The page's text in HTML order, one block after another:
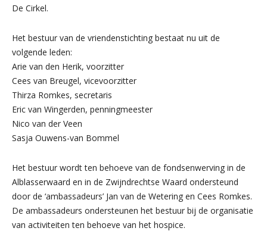
De Cirkel.
Het bestuur van de vriendenstichting bestaat nu uit de
volgende leden:
Arie van den Herik, voorzitter
Cees van Breugel, vicevoorzitter
Thirza Romkes, secretaris
Eric van Wingerden, penningmeester
Nico van der Veen
Sasja Ouwens-van Bommel
Het bestuur wordt ten behoeve van de fondsenwerving in de
Alblasserwaard en in de Zwijndrechtse Waard ondersteund
door de ‘ambassadeurs’ Jan van de Wetering en Cees Romkes.
De ambassadeurs ondersteunen het bestuur bij de organisatie
van activiteiten ten behoeve van het hospice.